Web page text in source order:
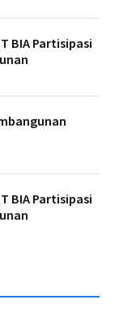
BIA Partisipasi
BIA Partisipasi